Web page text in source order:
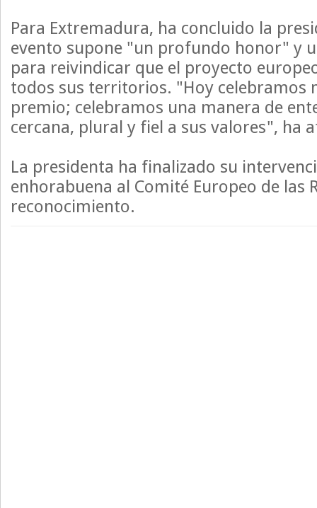
Para Extremadura, ha concluido la
evento supone "un profundo honor" y
para reivindicar que el proyecto
todos sus territorios. "Hoy celebramos
premio; celebramos una manera de
cercana, plural y fiel a sus valores", ha
La presidenta ha finalizado su
enhorabuena al Comité Europeo de las
reconocimiento.